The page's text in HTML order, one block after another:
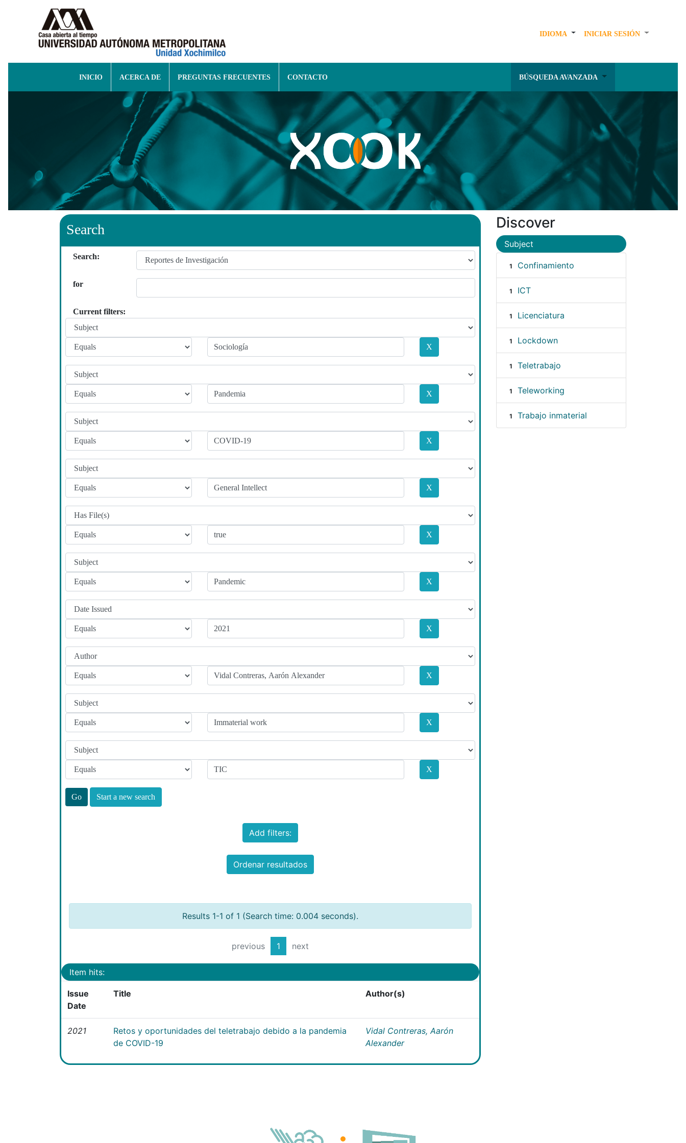
IDIOMA INICIAR SESIÓN
INICIO ACERCA DE PREGUNTAS FRECUENTES CONTACTO BÚSQUEDA AVANZADA
Search
Search:
for
Current filters:
Start a new search
Add filters:
Ordenar resultados
Results 1-1 of 1 (Search time: 0.004 seconds).
previous 1 next
Item hits:
Issue
Date
Title Author(s)
2021
Retos y oportunidades del teletrabajo debido a la pandemia
de COVID-19
Vidal Contreras, Aarón
Alexander
Discover
Subject
1 Confinamiento
1 ICT
1 Licenciatura
1 Lockdown
1 Teletrabajo
1 Teleworking
1 Trabajo inmaterial